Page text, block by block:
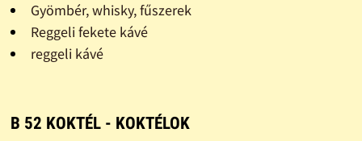
Gyömbér, whisky, fűszerek
Reggeli fekete kávé
reggeli kávé
B 52 KOKTÉL - KOKTÉLOK